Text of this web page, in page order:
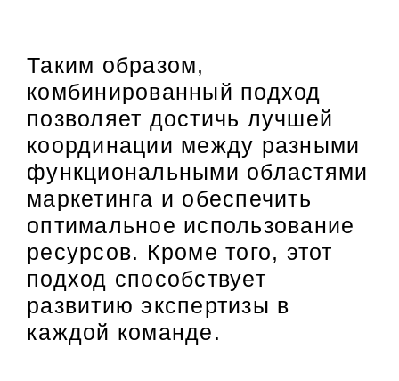
Таким образом,
комбинированный подход
позволяет достичь лучшей
координации между разными
функциональными областями
маркетинга и обеспечить
оптимальное использование
ресурсов. Кроме того, этот
подход способствует
развитию экспертизы в
каждой команде.